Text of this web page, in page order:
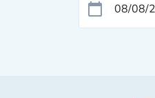
calendar_today